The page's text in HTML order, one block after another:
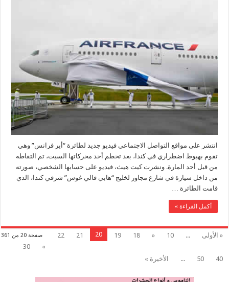
انتشر على مواقع التواصل الاجتماعي فيديو جديد لطائرة “أير فرانس” وهي
تقوم بهبوط اضطراري في كندا، بعد تحطم أحد محركاتها السبت، تم التقاطه
من قبل أحد المارة. ونشرت كيت هيث، فيديو على حسابها الشخصي، صورته
من داخل سيارة في شارع مجاور لخليج “هابي فالي غوس” شرقي كندا، الذي
قامت الطائرة …
أكمل القراءة »
صفحة 20 من 361 « الأولى ...
10
«
18
19
20
21
22
»
30
40
50
... الأخيرة »